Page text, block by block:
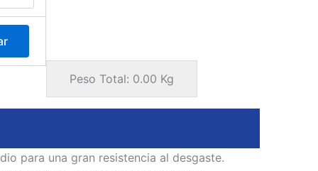
Peso Total: 0.00 Kg
para una gran resistencia al desgaste.